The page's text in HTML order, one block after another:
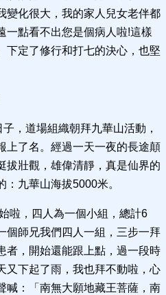
變化很大，我的家人兒女老伴都
一點看不出您是個病人啦!這樣
下定了修行和打七的決心，也堅
，道場組織朝拜九華山活動，
上了名。經過一天一夜的長途顛
拔壯觀，雄偉清靜，真是仙界的
九華山海拔5000米。
啦，四人為一個小組，總計6
個師兄我們四人一組，三步一拜
者，開始還能跟上點，過一段時
又下起了雨，我也拜不動啦，心
喊：「南無大願地藏王菩薩，南